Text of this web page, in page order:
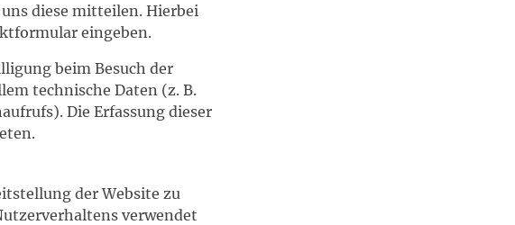
diese mitteilen. Hierbei
eingeben.
beim Besuch der
technische Daten (z. B.
Die Erfassung dieser
der Website zu
verwendet